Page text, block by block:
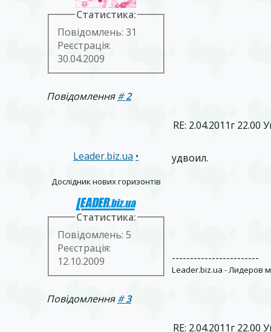
Статистика:
Повідомлень: 31
Реєстрація:
30.04.2009
Повідомлення#2
RE: 2.04.2011г
Leader.biz.ua •
Дослідник нових горизонтів
Статистика:
Повідомлень: 5
Реєстрація:
12.10.2009
удвоил.
------------------------
Leader.biz.ua - Лидеров
Повідомлення#3
RE: 2.04.2011г